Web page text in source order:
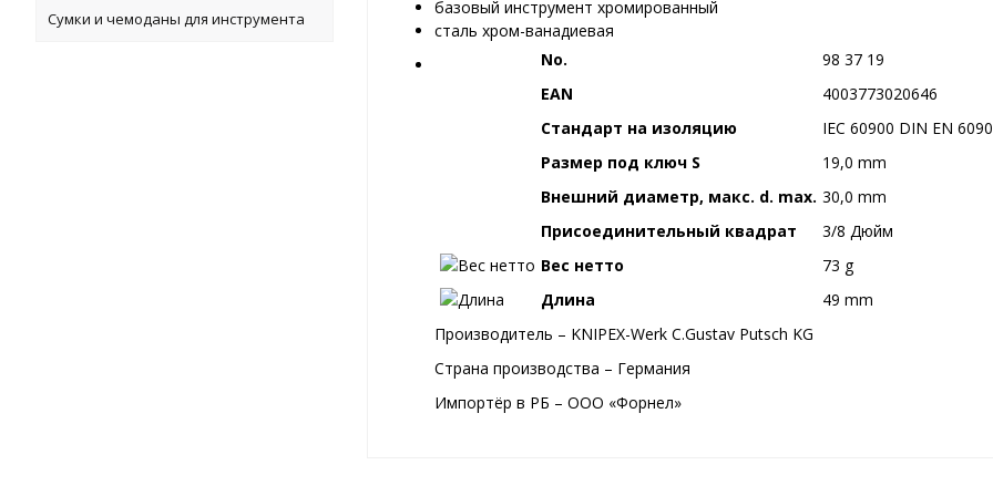
Сумки и чемоданы для инструмента
базовый инструмент хромированный
сталь хром-ванадиевая
No.
98 37 19
EAN
4003773020646
Стандарт на изоляцию
IEC 60900 DIN EN
Размер под ключ S
19,0 mm
Внешний диаметр, макс. d. max. 30,0 mm
Присоединительный квадрат
3/8 Дюйм
Вес нетто
73 g
Длина
49 mm
Производитель – KNIPEX-Werk C.Gustav Putsch KG
Страна производства – Германия
Импортёр в РБ – ООО «Форнел»